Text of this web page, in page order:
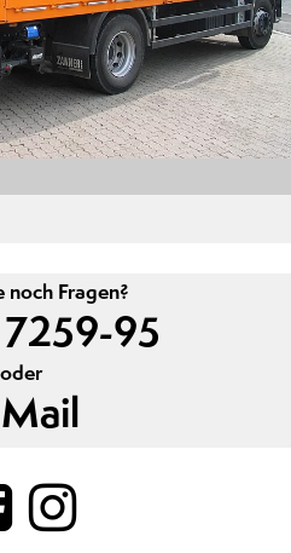
noch Fragen?
95
oder